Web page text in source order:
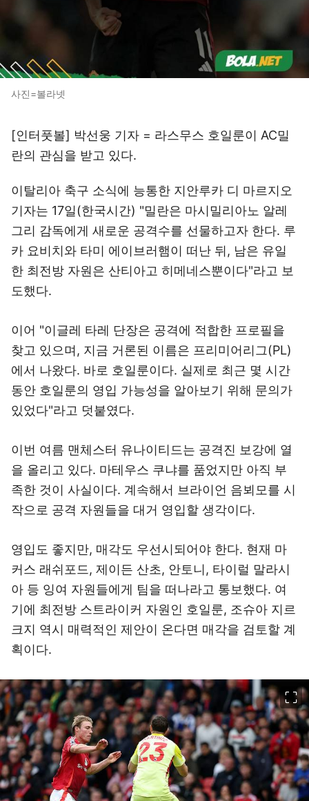
사진=볼라넷
[인터풋볼] 박선웅 기자 = 라스무스 호일룬이 AC밀
란의 관심을 받고 있다.
이탈리아 축구 소식에 능통한 지안루카 디 마르지오
기자는 17일(한국시간) "밀란은 마시밀리아노 알레
그리 감독에게 새로운 공격수를 선물하고자 한다. 루
카 요비치와 타미 에이브러햄이 떠난 뒤, 남은 유일
한 최전방 자원은 산티아고 히메네스뿐이다"라고 보
도했다.
이어 "이글레 타레 단장은 공격에 적합한 프로필을
찾고 있으며, 지금 거론된 이름은 프리미어리그(PL)
에서 나왔다. 바로 호일룬이다. 실제로 최근 몇 시간
동안 호일룬의 영입 가능성을 알아보기 위해 문의가
있었다"라고 덧붙였다.
이번 여름 맨체스터 유나이티드는 공격진 보강에 열
을 올리고 있다. 마테우스 쿠냐를 품었지만 아직 부
족한 것이 사실이다. 계속해서 브라이언 음뵈모를 시
작으로 공격 자원들을 대거 영입할 생각이다.
영입도 좋지만, 매각도 우선시되어야 한다. 현재 마
커스 래쉬포드, 제이든 산초, 안토니, 타이럴 말라시
아 등 잉여 자원들에게 팀을 떠나라고 통보했다. 여
기에 최전방 스트라이커 자원인 호일룬, 조슈아 지르
크지 역시 매력적인 제안이 온다면 매각을 검토할 계
획이다.